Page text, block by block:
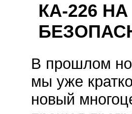
КА-226
В прошлом
мы уже
новый